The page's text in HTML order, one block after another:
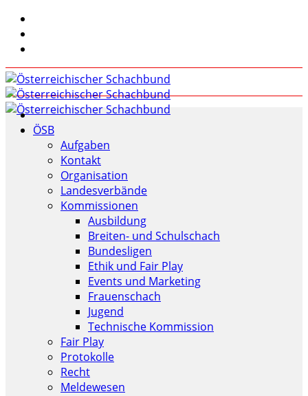
ÖSB
Aufgaben
Kontakt
Organisation
Landesverbände
Kommissionen
Ausbildung
Breiten- und Schulschach
Bundesligen
Ethik und Fair Play
Events und Marketing
Frauenschach
Jugend
Technische Kommission
Fair Play
Protokolle
Recht
Meldewesen